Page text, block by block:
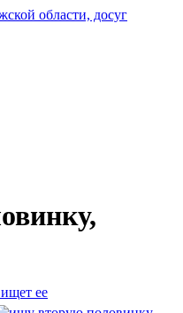
области, досуг
ее